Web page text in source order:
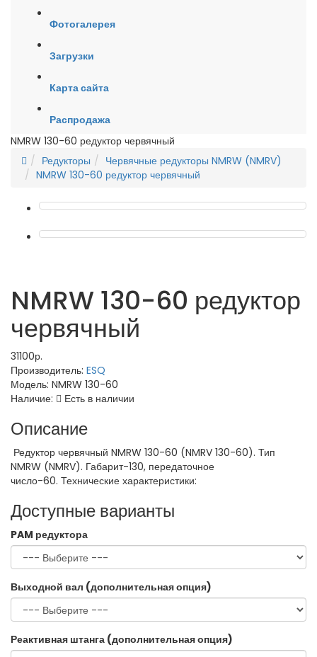
Фотогалерея
Загрузки
Карта сайта
Распродажа
NMRW 130-60 редуктор червячный
Редукторы
Червячные редукторы NMRW (NMRV)
NMRW 130-60 редуктор червячный
NMRW 130-60 редуктор
червячный
31100р.
Производитель: ESQ
Модель: NMRW 130-60
Наличие:
Есть в наличии
Описание
Редуктор червячный NMRW 130-60 (NMRV 130-60). Тип
NMRW (NMRV). Габарит-130, передаточное
число-60. Технические характеристики:
Доступные варианты
PAM редуктора
Выходной вал (дополнительная опция)
Реактивная штанга (дополнительная опция)